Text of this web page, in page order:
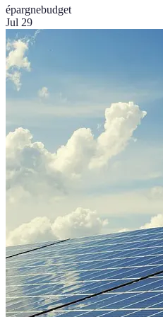
épargnebudget
Jul 29